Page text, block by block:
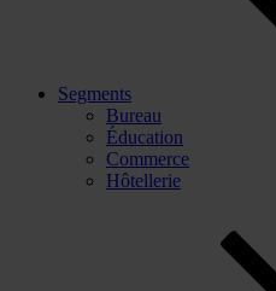
Segments
Bureau
Éducation
Commerce
Hôtellerie